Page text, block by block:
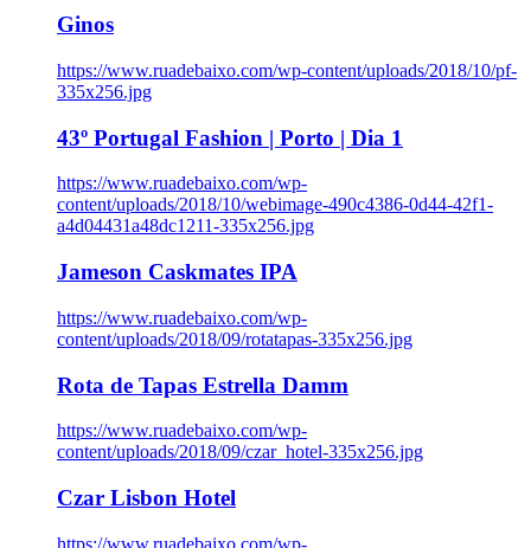
Ginos
https://www.ruadebaixo.com/wp-content/uploads/2018/10/pf-
335x256.jpg
43º Portugal Fashion | Porto | Dia 1
https://www.ruadebaixo.com/wp-
content/uploads/2018/10/webimage-490c4386-0d44-42f1-
a4d04431a48dc1211-335x256.jpg
Jameson Caskmates IPA
https://www.ruadebaixo.com/wp-
content/uploads/2018/09/rotatapas-335x256.jpg
Rota de Tapas Estrella Damm
https://www.ruadebaixo.com/wp-
content/uploads/2018/09/czar_hotel-335x256.jpg
Czar Lisbon Hotel
https://www.ruadebaixo.com/wp-